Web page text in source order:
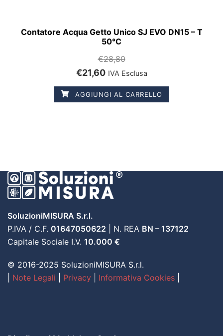
Contatore Acqua Getto Unico SJ EVO DN15 – T
50°C
€28,80
€21,60 IVA Esclusa
AGGIUNGI AL CARRELLO
SoluzioniMISURA S.r.l.
P.IVA / C.F. 01647050622 | N. REA BN – 137122
Capitale Sociale I.V. 10.000 €
© 2016-2025 SoluzioniMISURA S.r.l.
Note Legali Privacy Informativa Cookies